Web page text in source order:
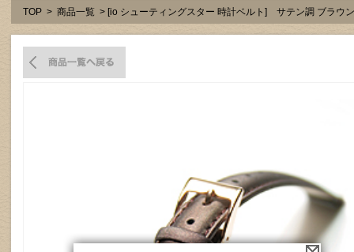
TOP > 商品一覧 > [io シューティングスター 時計ベルト] サテン調 ブラウ